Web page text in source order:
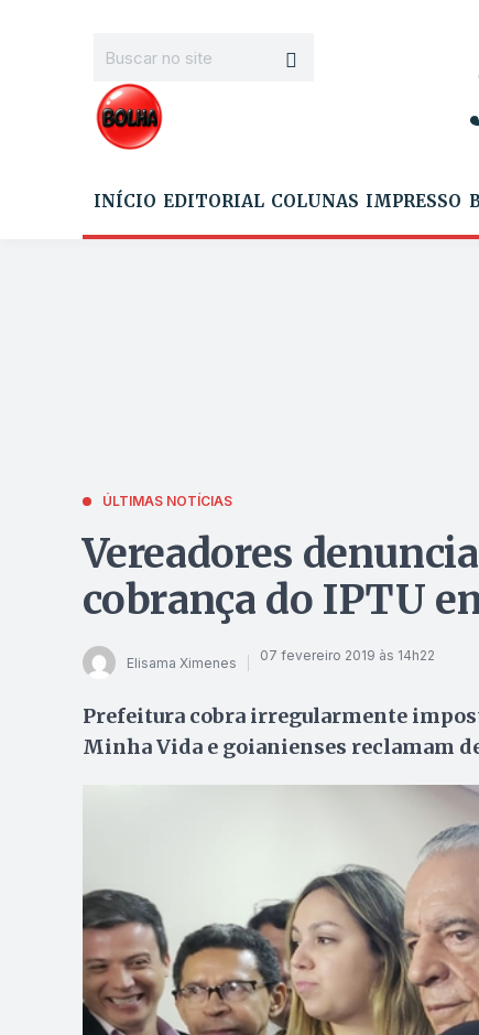
INÍCIO EDITORIAL COLUNAS IMPRESSO
ÚLTIMAS NOTÍCIAS
Vereadores
cobrança do IPTU
Elisama Ximenes 07 fevereiro 2019 às 14h22
Prefeitura cobra irregularmente
Minha Vida e goianienses reclamam